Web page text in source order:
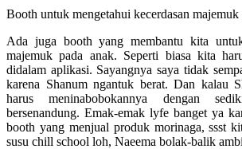
Booth untuk mengetahui kecerdasan majemuk
Ada juga booth yang membantu kita
majemuk pada anak. Seperti biasa kita
didalam aplikasi. Sayangnya saya tidak
karena Shanum ngantuk berat. Dan kalau
harus meninabobokannya dengan
bersenandung. Emak-emak lyfe banget ya
booth yang menjual produk morinaga, ssst
susu chill school loh, Naeema bolak-balik